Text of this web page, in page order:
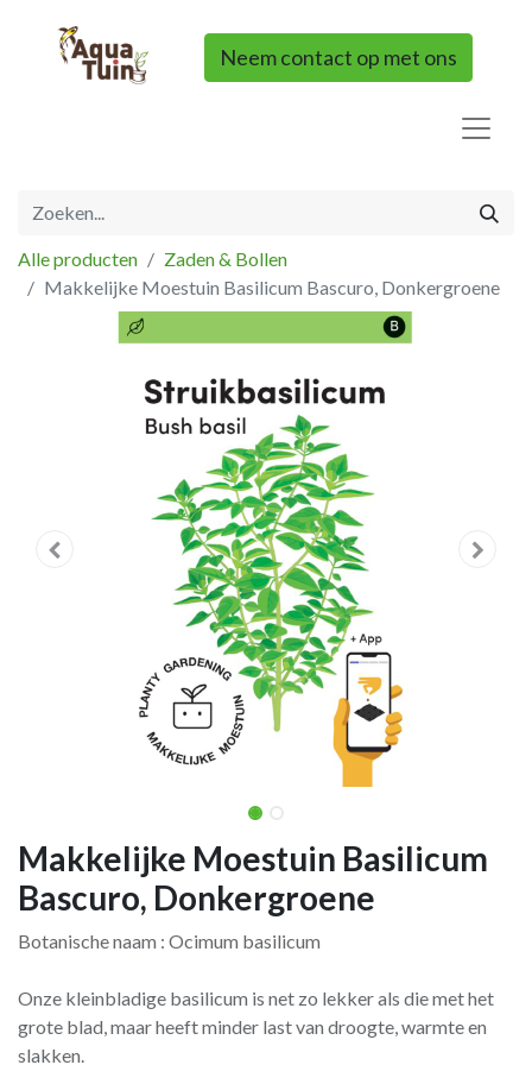
Neem contact op met ons
Alle producten
Zaden & Bollen
Makkelijke Moestuin Basilicum Bascuro, Donkergroene
Makkelijke Moestuin Basilicum
Bascuro, Donkergroene
Botanische naam : Ocimum basilicum
Onze kleinbladige basilicum is net zo lekker als die met het
grote blad, maar heeft minder last van droogte, warmte en
slakken.